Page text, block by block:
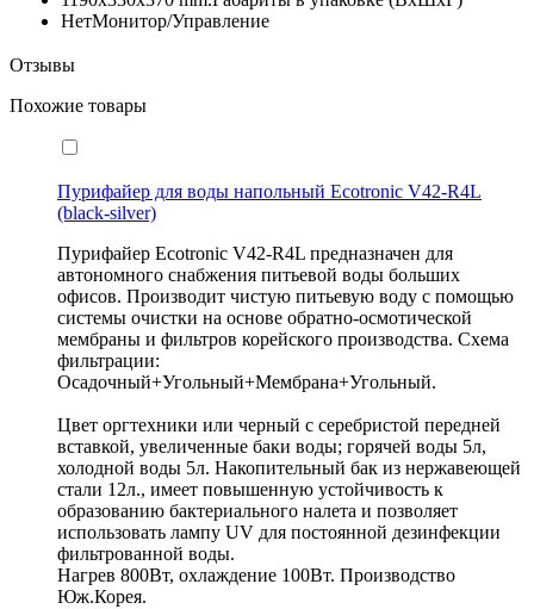
НетМонитор/Управление
Отзывы
Похожие товары
Пурифайер для воды напольный Ecotronic V42-R4L
(black-silver)
Пурифайер Ecotronic V42-R4L предназначен для
автономного снабжения питьевой воды больших
офисов. Производит чистую питьевую воду с помощью
системы очистки на основе обратно-осмотической
мембраны и фильтров корейского производства. Схема
фильтрации:
Осадочный+Угольный+Мембрана+Угольный.
Цвет оргтехники или черный с серебристой передней
вставкой, увеличенные баки воды; горячей воды 5л,
холодной воды 5л. Накопительный бак из нержавеющей
стали 12л., имеет повышенную устойчивость к
образованию бактериального налета и позволяет
использовать лампу UV для постоянной дезинфекции
фильтрованной воды.
Нагрев 800Вт, охлаждение 100Вт. Производство
Юж.Корея.